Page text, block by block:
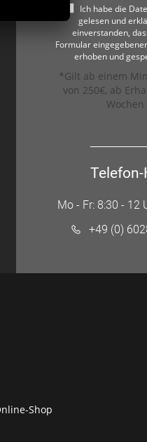
Ich habe die
gelesen und
einverstanden,
Formular
erhoben und
*Gilt ab einem
von 250€, ab
Mo - Fr: 8:30 - 12
+49 (0)
Shop